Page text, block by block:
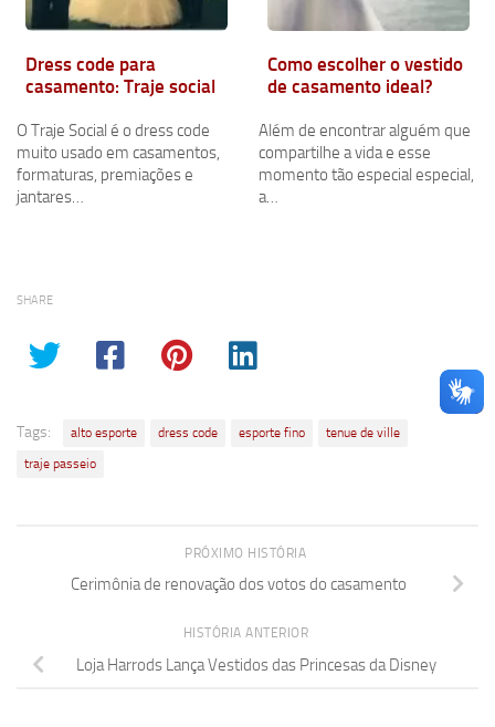
Dress code para
casamento: Traje social
O Traje Social é o dress code
muito usado em casamentos,
formaturas, premiações e
jantares…
Como escolher o vestido
de casamento ideal?
Além de encontrar alguém que
compartilhe a vida e esse
momento tão especial especial,
a…
SHARE
Tags: alto esporte dress code esporte fino
tenue de ville
traje passeio
PRÓXIMO HISTÓRIA
Cerimônia de renovação dos votos do casamento
HISTÓRIA ANTERIOR
Loja Harrods Lança Vestidos das Princesas da Disney